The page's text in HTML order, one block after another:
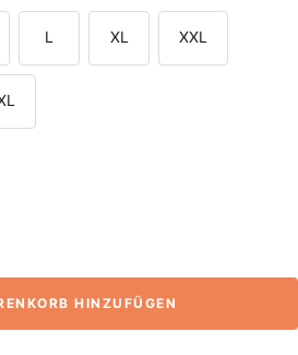
L XL XXL
HINZUFÜGEN